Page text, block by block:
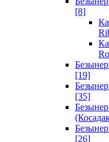
[8]
[19]
[35]
[26]